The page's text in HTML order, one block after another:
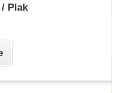
Plak